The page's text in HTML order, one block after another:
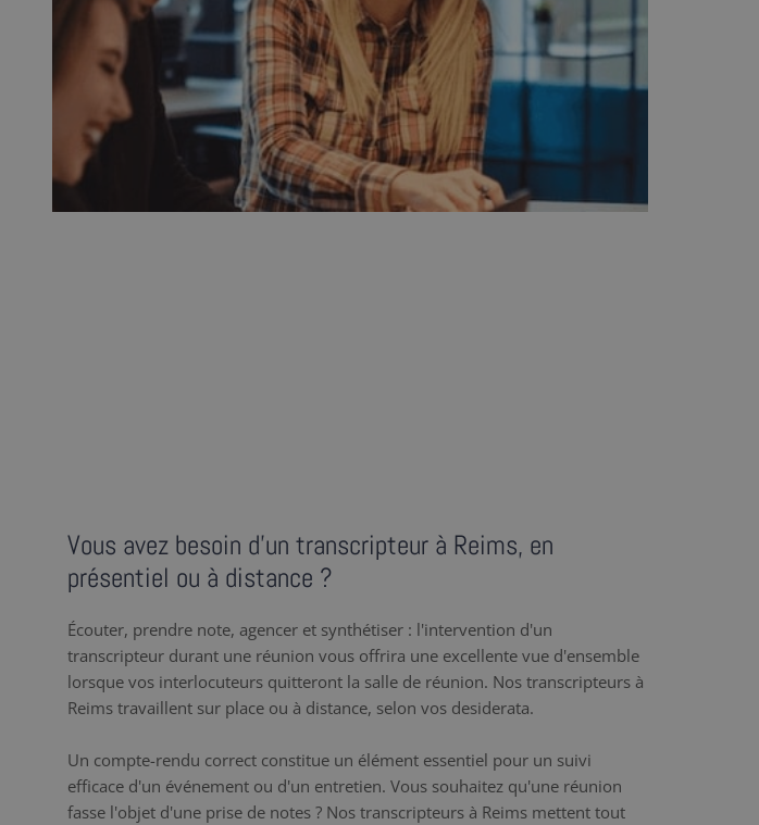
Vous avez besoin d’un transcripteur à Reims, en
présentiel ou à distance ?
Écouter, prendre note, agencer et synthétiser : l'intervention d'un
transcripteur durant une réunion vous offrira une excellente vue d'ensemble
lorsque vos interlocuteurs quitteront la salle de réunion. Nos transcripteurs à
Reims travaillent sur place ou à distance, selon vos desiderata.
Un compte-rendu correct constitue un élément essentiel pour un suivi
efficace d'un événement ou d'un entretien. Vous souhaitez qu'une réunion
fasse l'objet d'une prise de notes ? Nos transcripteurs à Reims mettent tout